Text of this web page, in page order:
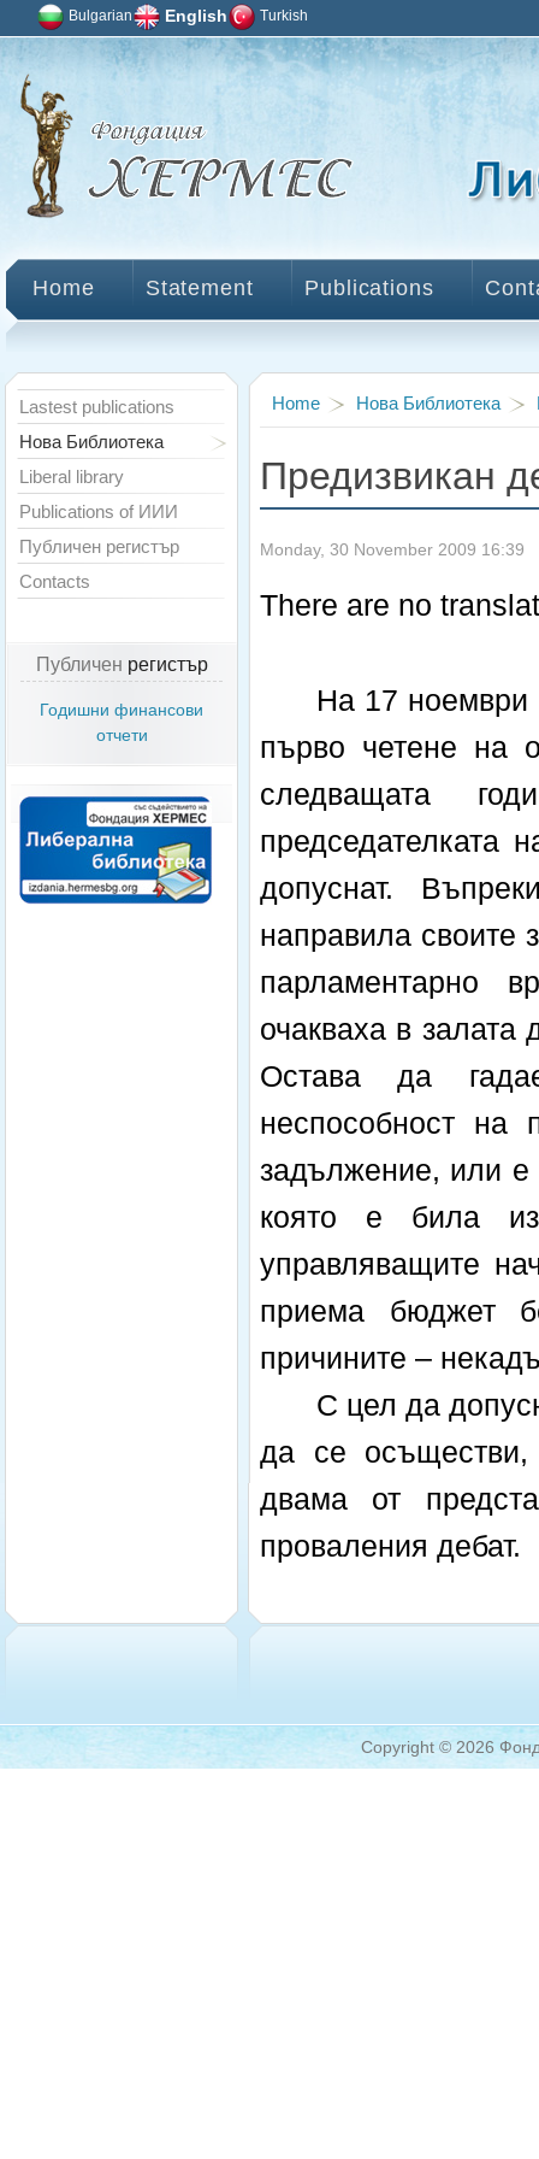
Bulgarian English Turkish
Home Statement Publications
Home Нова Библиотека
Предизвикан
Monday, 30 November 2009 16:39
There are no
На 17 ноември
първо четене на
следващата
председателката
допуснат.
направила своите
парламентарно
очакваха в
Остава да
неспособност на
задължение, или е
която е била
управляващите
приема бюджет
причините –
С цел да
да се осъществи,
двама от
проваления дебат.
Lastest publications
Нова Библиотека
Liberal library
Publications of ИИИ
Публичен регистър
Contacts
Публичен регистър
Годишни финансови
отчети
Copyright © 2026